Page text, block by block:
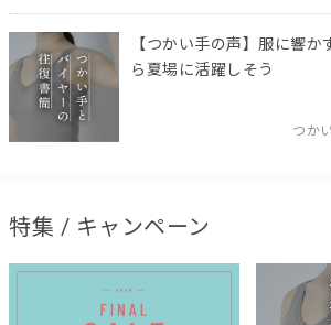
【つかい手の声】服に響
ら夏場に活躍しそう
つか
特集 / キャンペーン